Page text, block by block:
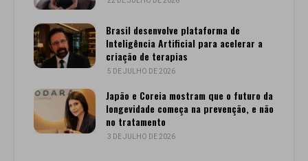
Brasil desenvolve plataforma de
Inteligência Artificial para acelerar a
criação de terapias
5 DE JULHO DE 2026
Japão e Coreia mostram que o futuro da
longevidade começa na prevenção, e não
no tratamento
3 DE JULHO DE 2026